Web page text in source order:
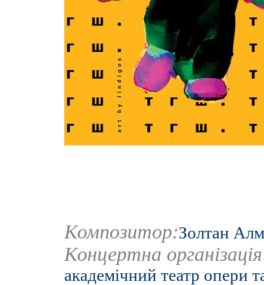
Композитор:Золтан
Концертна
академічний театр опери